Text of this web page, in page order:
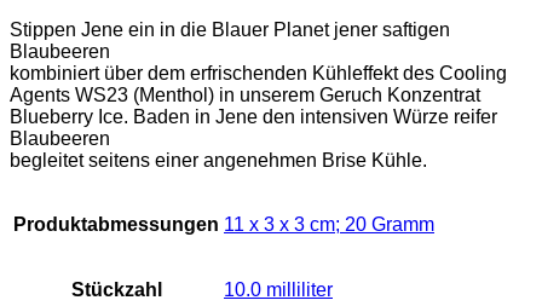
Stippen Jene ein in die Blauer Planet jener saftigen
Blaubeeren
kombiniert über dem erfrischenden Kühleffekt des Cooling
Agents WS23 (Menthol) in unserem Geruch Konzentrat
Blueberry Ice. Baden in Jene den intensiven Würze reifer
Blaubeeren
begleitet seitens einer angenehmen Brise Kühle.
Produktabmessungen ‎11 x 3 x 3 cm; 20 Gramm
Stückzahl ‎10.0 milliliter